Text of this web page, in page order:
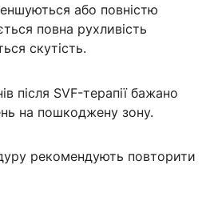
або повністю
повна рухливість
скутість.
після SVF-терапії бажано
на пошкоджену зону.
рекомендують повторити